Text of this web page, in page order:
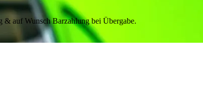
auf Wunsch Barzahlung bei Übergabe.